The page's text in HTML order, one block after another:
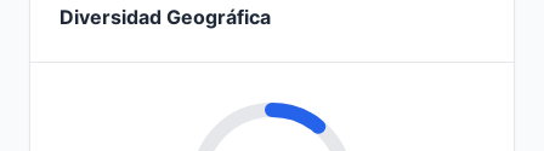
Diversidad Geográfica